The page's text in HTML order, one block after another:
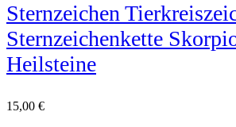
Sternzeichen
Sternzeichenkette
Heilsteine
15,00 €